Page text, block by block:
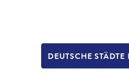
DEUTSCHE STÄDTE